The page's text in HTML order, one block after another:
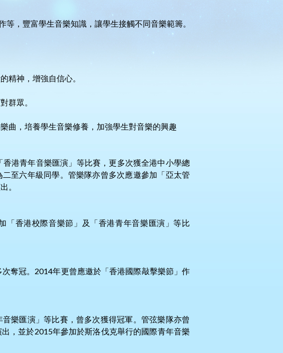
，豐富學生音樂知識，讓學生接觸不同音樂範籌。
精神，增強自信心。
群眾。
曲，培養學生音樂修養，加強學生對音樂的興趣
港青年音樂匯演」等比賽，更多次獲全港中小學總
至六年級同學。管樂隊亦曾多次應邀參加「亞太管
。
「香港校際音樂節」及「香港青年音樂匯演」等比
奪冠。2014年更曾應邀於「香港國際敲擊樂節」作
樂匯演」等比賽，曾多次獲得冠軍。管弦樂隊亦曾
，並於2015年參加於斯洛伐克舉行的國際青年音樂